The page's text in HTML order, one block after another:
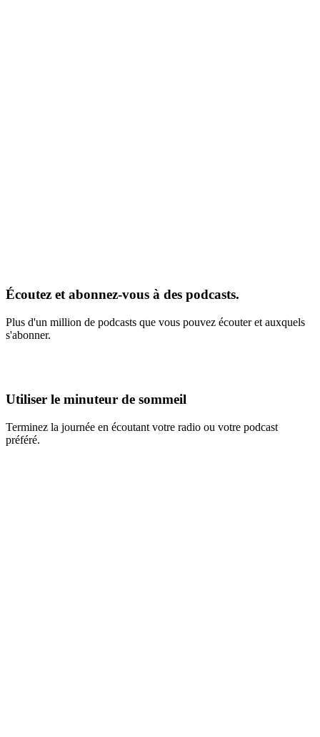
Écoutez et abonnez-vous à des podcasts.
Plus d'un million de podcasts que vous pouvez écouter et auxquels
s'abonner.
Utiliser le minuteur de sommeil
Terminez la journée en écoutant votre radio ou votre podcast
préféré.